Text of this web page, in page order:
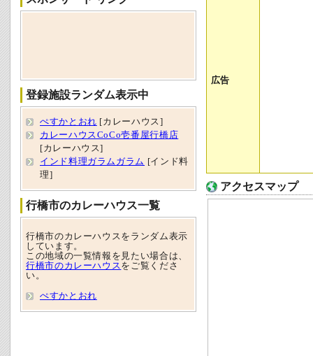
広告
アクセスマップ
登録施設ランダム表示中
ぺすかとおれ [カレーハウス]
カレーハウスCoCo壱番屋行橋店
[カレーハウス]
インド料理ガラムガラム [インド料
理]
行橋市のカレーハウス一覧
行橋市のカレーハウスをランダム表示
しています。
この地域の一覧情報を見たい場合は、
行橋市のカレーハウス をご覧くださ
い。
ぺすかとおれ